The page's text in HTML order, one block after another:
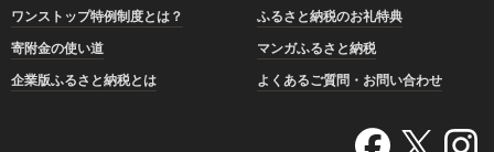
ワンストップ特例制度とは？
ふるさと納税のお礼特典
寄附金の使い道
マンガふるさと納税
企業版ふるさと納税とは
よくあるご質問・お問い合わせ